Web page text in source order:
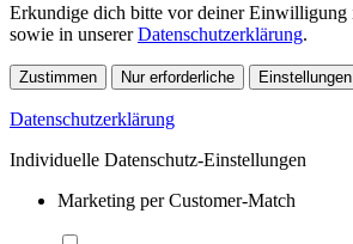
Erkundige dich bitte vor deiner Einwilligung
sowie in unsererDatenschutzerklärung.
Zustimmen Nur erforderliche
Datenschutzerklärung
Individuelle Datenschutz-Einstellungen
Marketing per Customer-Match